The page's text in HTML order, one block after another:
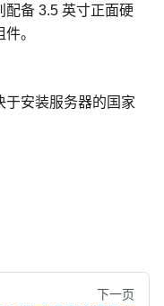
备 3.5 英寸正面硬
。
于安装服务器的国家
下一页